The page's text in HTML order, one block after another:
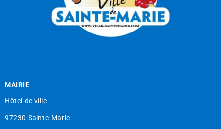
MAIRIE
Hôtel de ville
97230 Sainte-Marie